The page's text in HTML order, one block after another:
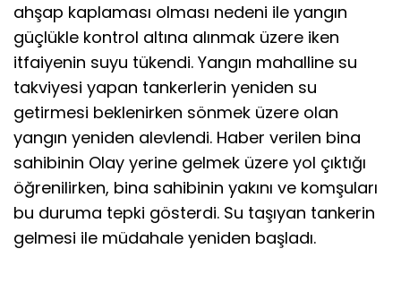
ahşap kaplaması olması nedeni ile yangın
güçlükle kontrol altına alınmak üzere iken
itfaiyenin suyu tükendi. Yangın mahalline su
takviyesi yapan tankerlerin yeniden su
getirmesi beklenirken sönmek üzere olan
yangın yeniden alevlendi. Haber verilen bina
sahibinin Olay yerine gelmek üzere yol çıktığı
öğrenilirken, bina sahibinin yakını ve komşuları
bu duruma tepki gösterdi. Su taşıyan tankerin
gelmesi ile müdahale yeniden başladı.